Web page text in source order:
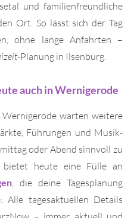
und familienfreundliche
Ort. So lässt sich der Tag
ohne lange Anfahrten –
-Planung in Ilsenburg.
auch in Wernigerode
warten weitere
Führungen und Musik-
oder Abend sinnvoll zu
bietet heute eine Fülle an
, die deine Tagesplanung
Alle tagesaktuellen Details